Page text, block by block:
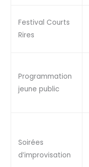
Festival Courts
Rires
Programmation
jeune public
Soirées
d’improvisation